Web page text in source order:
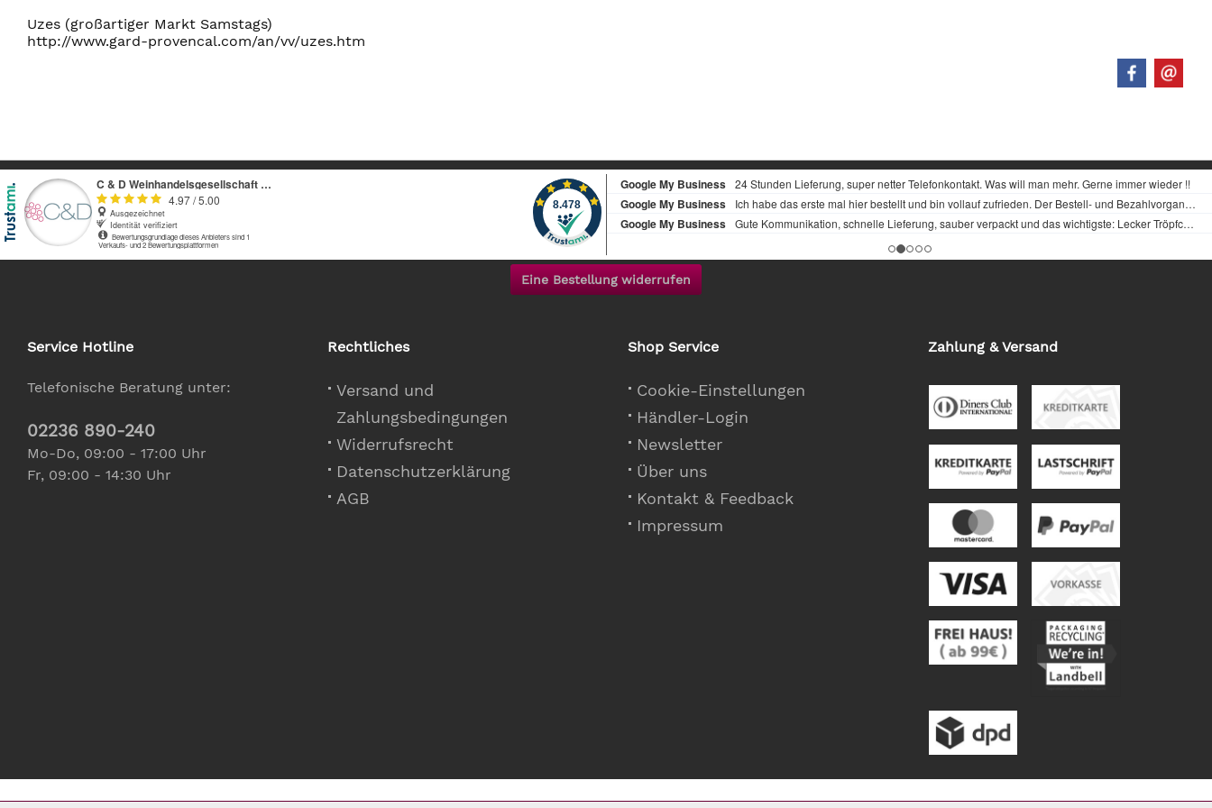
Uzes (großartiger Markt Samstags)
http://www.gard-provencal.com/an/vv/uzes.htm
Eine Bestellung widerrufen
Service Hotline
Telefonische Beratung unter:
02236 890-240
Mo-Do, 09:00 - 17:00 Uhr
Fr, 09:00 - 14:30 Uhr
Rechtliches
Versand und
Zahlungsbedingungen
Widerrufsrecht
Datenschutzerklärung
AGB
Shop Service
Cookie-Einstellungen
Händler-Login
Newsletter
Über uns
Kontakt & Feedback
Impressum
Zahlung & Versand